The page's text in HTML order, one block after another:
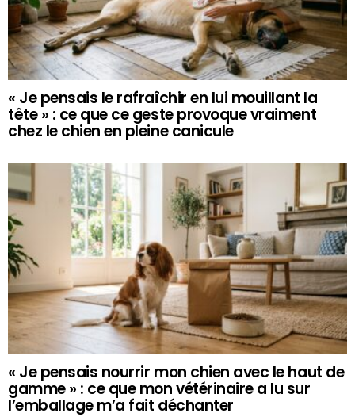
« Je pensais le rafraîchir en lui mouillant la
tête » : ce que ce geste provoque vraiment
chez le chien en pleine canicule
« Je pensais nourrir mon chien avec le haut de
gamme » : ce que mon vétérinaire a lu sur
l’emballage m’a fait déchanter